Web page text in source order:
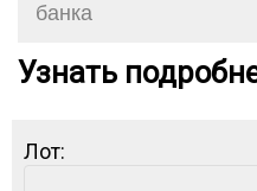
банка
Узнать
Лот: